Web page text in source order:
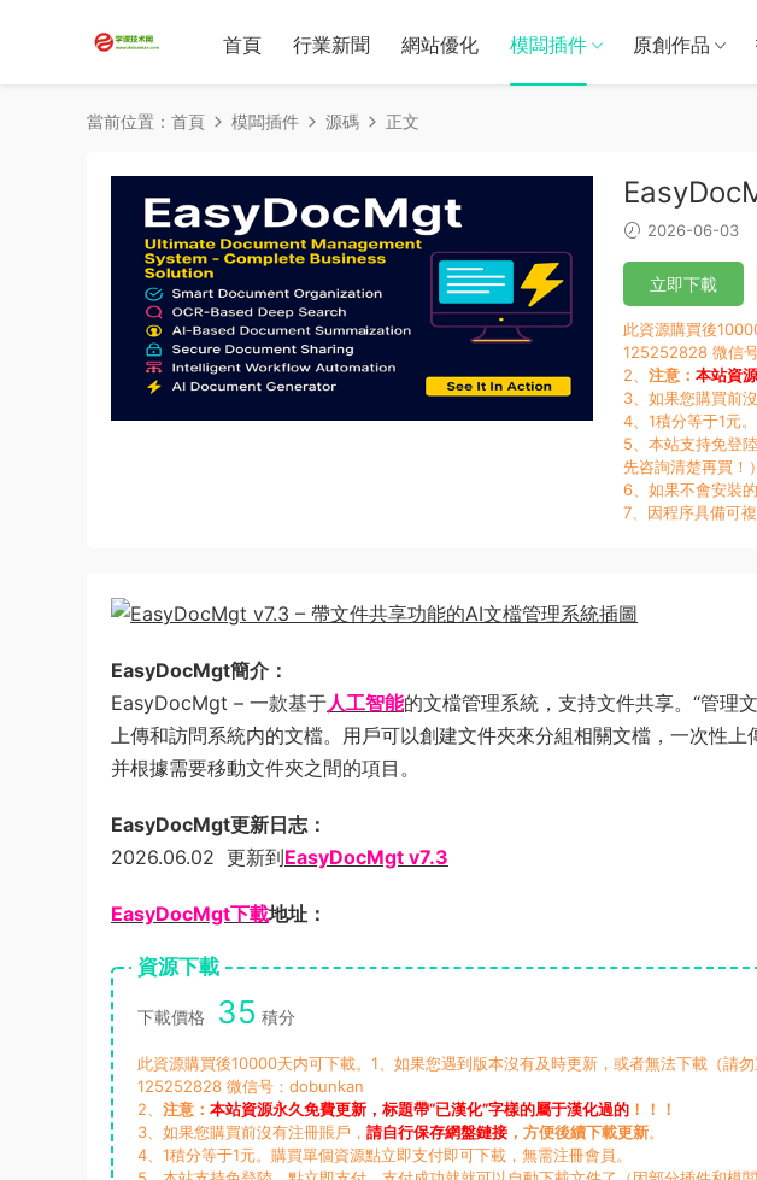
首頁 行業新聞 網站優化 模闆插件 原創作品
當前位置： 首頁 模闆插件 源碼 正文
2026-06-03
立即下載
此資源購買後
125252828 微信
2、 注意： 本站資
3、如果您購買前
4、1積分等于1元
5、本站支持免登
先咨詢清楚再買！
6、如果不會安裝
7、因程序具備可
EasyDocMgt簡介：
EasyDocMgt – 一款基于人工智能的文檔管理系統，支持文件共享。“管理
上傳和訪問系統内的文檔。用戶可以創建文件夾來分組相關文檔，一次性上
并根據需要移動文件夾之間的項目。
EasyDocMgt更新日志：
2026.06.02 更新到EasyDocMgt v7.3
EasyDocMgt下載地址：
資源下載
下載價格 35 積分
此資源購買後10000天内可下載。1、如果您遇到版本沒有及時更新，或者無法下載（請
125252828 微信号：dobunkan
2、 注意： 本站資源永久免費更新，标題帶“已漢化”字樣的屬于漢化過的 ！！！
3、如果您購買前沒有注冊賬戶， 請自行保存網盤鏈接 ，方便後續下載更新。
4、1積分等于1元。購買單個資源點立即支付即可下載，無需注冊會員。